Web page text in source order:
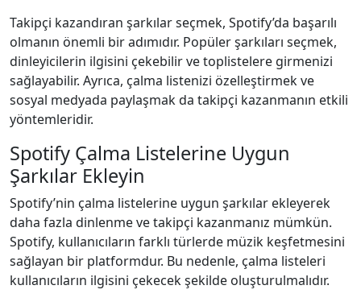
Takipçi kazandıran şarkılar seçmek, Spotify’da başarılı
olmanın önemli bir adımıdır. Popüler şarkıları seçmek,
dinleyicilerin ilgisini çekebilir ve toplistelere girmenizi
sağlayabilir. Ayrıca, çalma listenizi özelleştirmek ve
sosyal medyada paylaşmak da takipçi kazanmanın etkili
yöntemleridir.
Spotify Çalma Listelerine Uygun
Şarkılar Ekleyin
Spotify’nin çalma listelerine uygun şarkılar ekleyerek
daha fazla dinlenme ve takipçi kazanmanız mümkün.
Spotify, kullanıcıların farklı türlerde müzik keşfetmesini
sağlayan bir platformdur. Bu nedenle, çalma listeleri
kullanıcıların ilgisini çekecek şekilde oluşturulmalıdır.